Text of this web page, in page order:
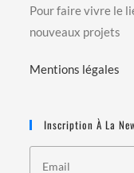
Pour faire vivre le
nouveaux projets
Mentions légales
Inscription À La